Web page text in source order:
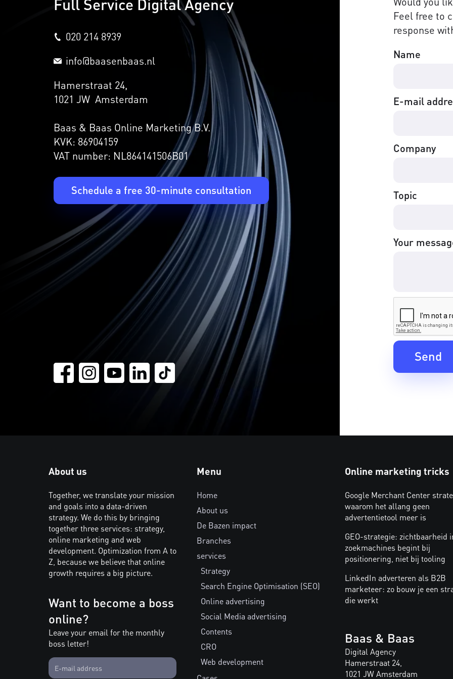
Full Service Digital Agency
020 214 8939
info@baasenbaas.nl
Hamerstraat 24,
1021 JW Amsterdam
Baas & Baas Online Marketing B.V.
KVK: 86904159
VAT number: NL864141506B01
Schedule a free 30-minute consultation
Feel free to
response
Name
E-mail
Company
Topic
Your
About us
Together, we translate your mission
and goals into a data-driven
strategy. We do this by bringing
together three services: strategy,
online marketing and web
development. Optimization from A to
Z, because we believe that online
growth requires a big picture.
Want to become a boss
online?
Leave your email for the monthly
boss letter!
Menu
Home
About us
De Bazen impact
Branches
services
Strategy
Search Engine Optimisation (SEO)
Online advertising
Social Media advertising
Contents
CRO
Web development
Online marketing tricks
Google Merchant Center
waarom het allang geen
advertentietool meer is
GEO-strategie: zichtbaarheid
zoekmachines begint bij
positionering, niet bij tooling
LinkedIn adverteren als B2B
marketeer: zo bouw je een
die werkt
Baas & Baas
Digital Agency
Hamerstraat 24,
1021 JW Amsterdam